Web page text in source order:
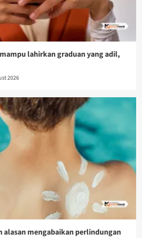
lahirkan graduan yang adil,
2026
alasan mengabaikan perlindungan